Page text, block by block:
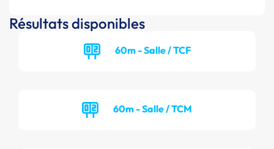
Résultats disponibles
60m - Salle / TCF
60m - Salle / TCM